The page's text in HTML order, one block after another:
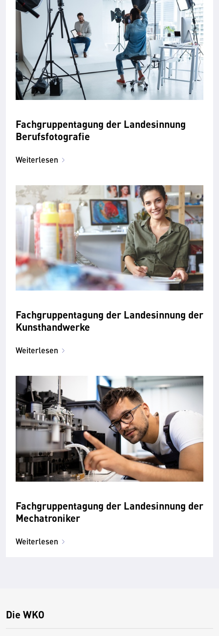
Fachgruppentagung der Landesinnung
Berufsfotografie
Weiterlesen
Fachgruppentagung der Landesinnung der
Kunsthandwerke
Weiterlesen
Fachgruppentagung der Landesinnung der
Mechatroniker
Weiterlesen
Die WKO